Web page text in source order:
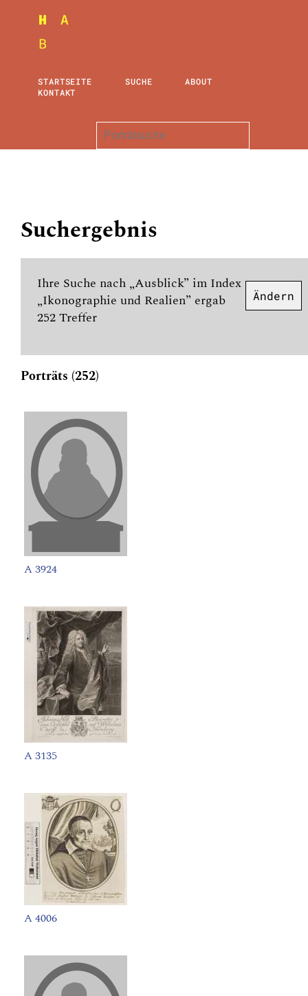
STARTSEITE SUCHE
ABOUT
KONTAKT
Suchergebnis
Ihre Suche nach „Ausblick” im Index
„Ikonographie und Realien” ergab
252 Treffer
Ändern
Porträts (252)
A 3924
A 3135
A 4006